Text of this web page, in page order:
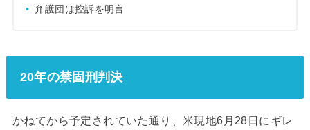
弁護団は控訴を明言
20年の禁固刑判決
かねてから予定されていた通り、米現地6月28日にギレ